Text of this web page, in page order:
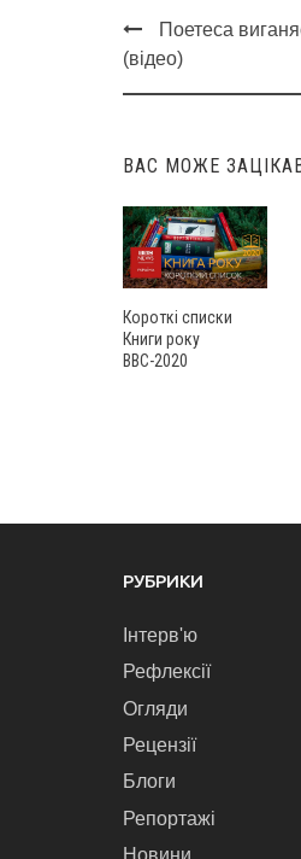
Post
navigation
Поетеса
(відео)
ВАС МОЖЕ
Короткі списки
Книги року
ВВС-2020
РУБРИКИ
Інтерв'ю
Рефлексії
Огляди
Рецензії
Блоги
Репортажі